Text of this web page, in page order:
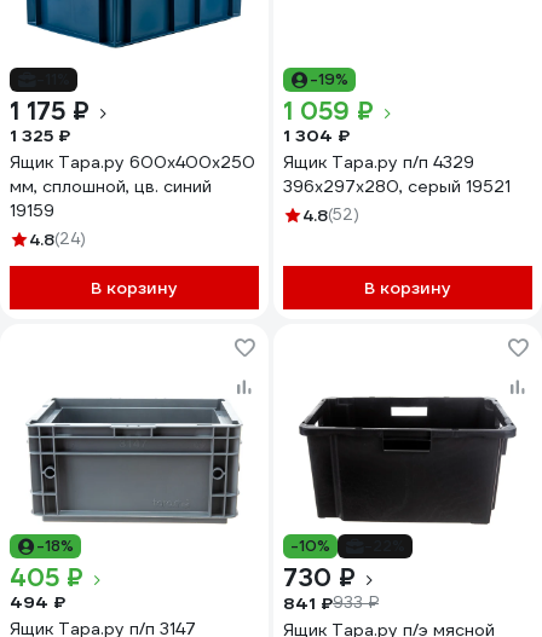
1 175 ₽
1 325 ₽
Ящик Тара.ру 600x400x250
мм, сплошной, цв. синий
19159
4.8(24)
В корзину
-19%
1 059 ₽
1 304 ₽
Ящик Тара.ру п/п 4329
396х297х280, серый 19521
4.8(52)
В корзину
-18%
405 ₽
494 ₽
Ящик Тара.ру п/п 3147
-10%
730 ₽
841 ₽933 ₽
Ящик Тара.ру п/э мясной